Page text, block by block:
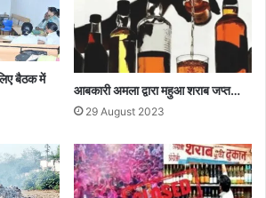
बैठक में
आबकारी अमला द्वारा महुआ शराब जप्त…
29 August 2023